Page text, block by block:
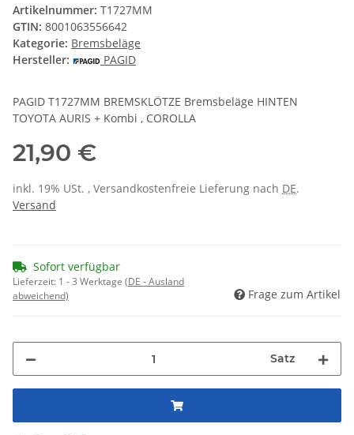
Artikelnummer: T1727MM
GTIN: 8001063556642
Kategorie: Bremsbeläge
Hersteller:
PAGID
PAGID T1727MM BREMSKLÖTZE Bremsbeläge HINTEN
TOYOTA AURIS + Kombi , COROLLA
21,90 €
inkl. 19% USt. , Versandkostenfreie Lieferung nach DE.
Versand
Sofort verfügbar
Lieferzeit: 1 - 3 Werktage (DE - Ausland
abweichend)
Frage zum Artikel
Satz